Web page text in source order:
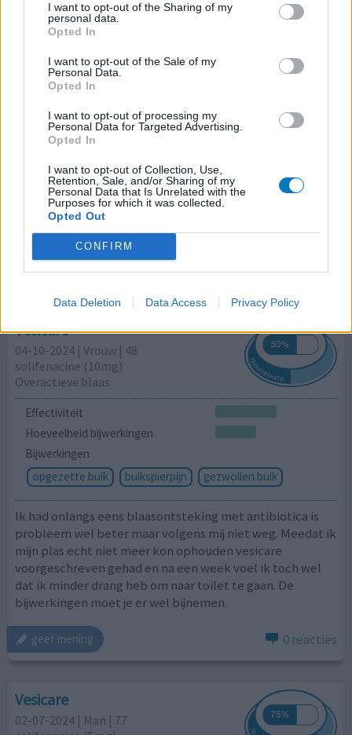
I want to opt-out of the Sharing of my
personal data.
Opted In
I want to opt-out of the Sale of my
Personal Data.
Opted In
I want to opt-out of processing my
Personal Data for Targeted Advertising.
Opted In
I want to opt-out of Collection, Use,
Retention, Sale, and/or Sharing of my
Personal Data that Is Unrelated with the
Purposes for which it was collected.
Opted Out
CONFIRM
Data Deletion Data Access Privacy Policy
09-01-2025 | Vrouw | 54
solifenacine (5mg)
Effectiviteit
Hoeveelheid bijwerkingen
Bijwerkingen
Jeuk over het hele lichaam
droge mond
Problemen met mijn suprapubische blaassonde
geef mening 0 reacties
Vesicare
04-10-2024 | Vrouw | 48
solifenacine (10mg)
Overactieve blaas
Effectiviteit
Hoeveelheid bijwerkingen
Bijwerkingen
opgezette buik
buikspierpijn gezwollen buik
Ik had onlangs eens blaasontsteking met antibiotica is
probleem wel beter maar volgens mij niet weg. Meedat ik
mijn plas echt niet meer kon ophouden vesicare
voorgeschreven gehad en na een week voel ik toch wel
dat ik minder drang heb om naar toilet te gaan. De
bijwerkingen moet je er wel bijnemen.
geef mening 0 reacties
Vesicare
02-07-2024 | Man | 77